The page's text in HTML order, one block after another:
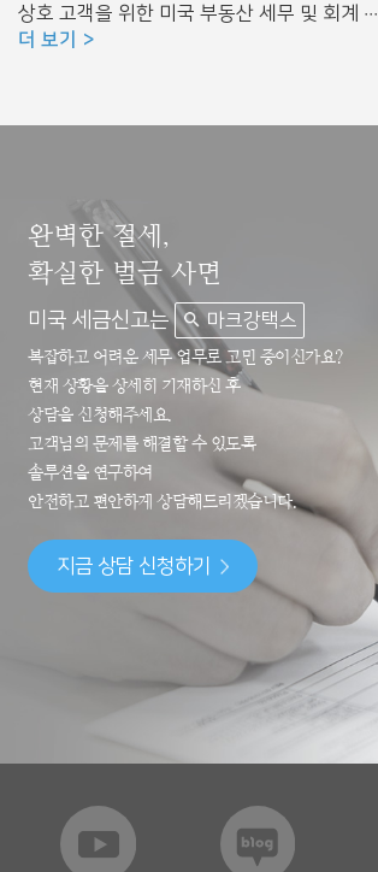
상호 고객을 위한 미국 부동산 세무 및 회계 ···
더 보기
완벽한 절세,
확실한 벌금 사면
미국 세금신고는 마크강택스
복잡하고 어려운 세무 업무로 고민 중이신가요?
현재 상황을 상세히 기재하신 후
상담을 신청해주세요.
고객님의 문제를 해결할 수 있도록
솔루션을 연구하여
안전하고 편안하게 상담해드리겠습니다.
지금 상담 신청하기